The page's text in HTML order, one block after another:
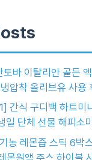
바 이탈리안 골든
압착 올리브유 사용
간식 구디백 하트미
일 단체 선물 해피소
농 레몬즙 스틱 6박
원액 주스 하이볼